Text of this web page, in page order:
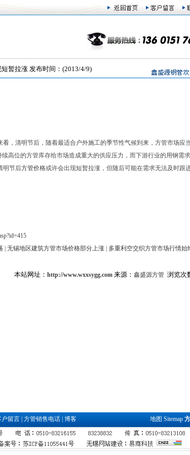
暂拉涨 发布时间：(2013/4/9)
看，清明节后，随着最适合户外施工的季节性气候到来，方管市场应
高位的方管库存给市场造成重大的供应压力，而下游行业的用钢需
明节后方管价格或许会出现短暂拉涨，但随后可能在需求无法及时跟
| 无锡地区建筑方管市场价格部分上涨|
多重利空交织方管市场行情始
本站网址： http://www.wxxsygg.com来源： 鑫盛源方管浏览次
户留言 方管销售电话 博客 地图 Sitemap